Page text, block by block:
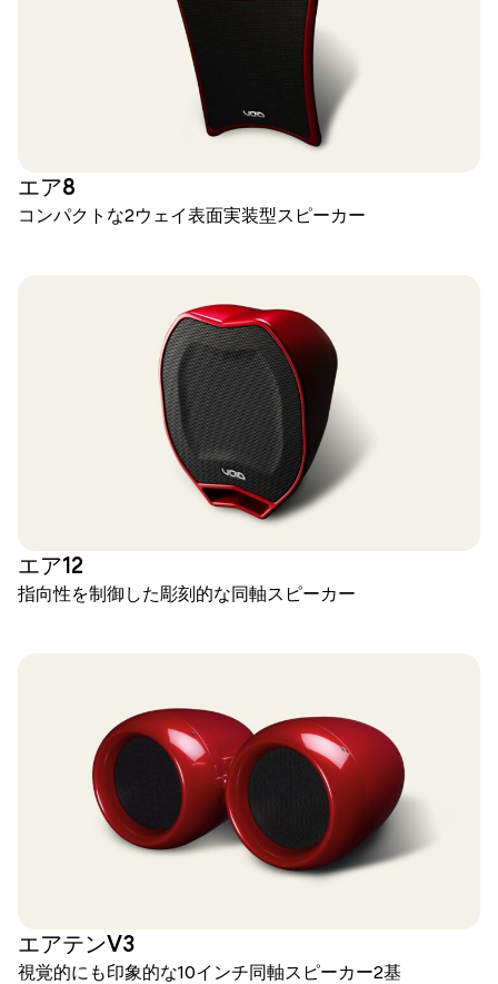
エア8
コンパクトな2ウェイ表面実装型スピーカー
エア12
指向性を制御した彫刻的な同軸スピーカー
エアテンV3
視覚的にも印象的な10インチ同軸スピーカー2基